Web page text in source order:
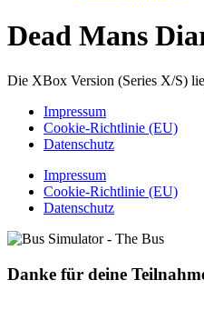
Dead Mans
Die XBox Version (Series X/S)
Impressum
Cookie-Richtlinie (EU)
Datenschutz
Impressum
Cookie-Richtlinie (EU)
Datenschutz
Danke für deine